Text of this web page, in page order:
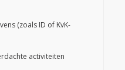
(zoals ID of KvK-
activiteiten